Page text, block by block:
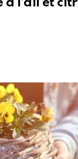
l’ail et